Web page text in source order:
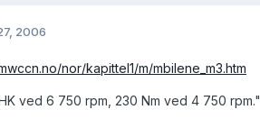
2006
nor/kapittel1/m/mbilene_m3.htm
ved 6 750 rpm, 230 Nm ved 4 750 rpm."